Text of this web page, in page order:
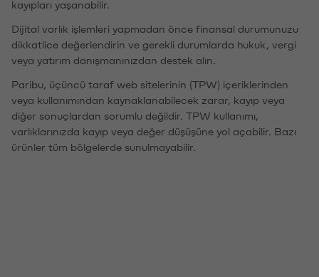
kayıpları yaşanabilir.
Dijital varlık işlemleri yapmadan önce finansal durumunuzu
dikkatlice değerlendirin ve gerekli durumlarda hukuk, vergi
veya yatırım danışmanınızdan destek alın.
Paribu, üçüncü taraf web sitelerinin (TPW) içeriklerinden
veya kullanımından kaynaklanabilecek zarar, kayıp veya
diğer sonuçlardan sorumlu değildir. TPW kullanımı,
varlıklarınızda kayıp veya değer düşüşüne yol açabilir. Bazı
ürünler tüm bölgelerde sunulmayabilir.